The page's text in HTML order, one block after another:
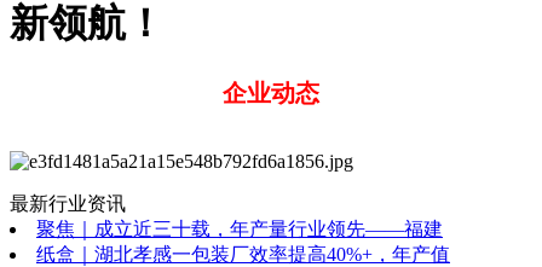
新领航！
企业动态
最新行业资讯
聚焦｜成立近三十载，年产量行业领先——福建
纸盒｜湖北孝感一包装厂效率提高40%+，年产值